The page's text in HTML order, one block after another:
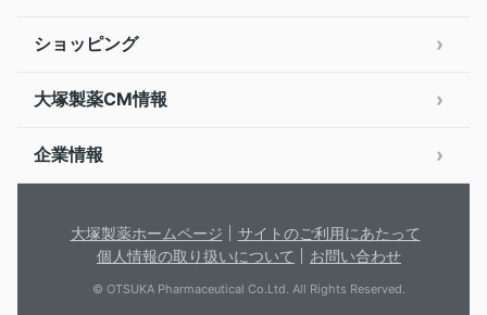
ショッピング
大塚製薬CM情報
企業情報
大塚製薬ホームページ
サイトのご利用にあたって
個人情報の取り扱いについて
お問い合わせ
© OTSUKA Pharmaceutical Co.Ltd. All Rights Reserved.